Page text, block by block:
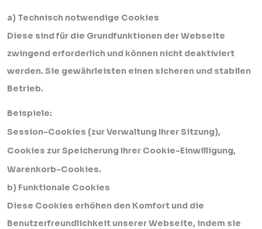
a) Technisch notwendige Cookies
Diese sind für die Grundfunktionen der Webseite
zwingend erforderlich und können nicht deaktiviert
werden. Sie gewährleisten einen sicheren und stabilen
Betrieb.
Beispiele:
Session-Cookies (zur Verwaltung Ihrer Sitzung),
Cookies zur Speicherung Ihrer Cookie-Einwilligung,
Warenkorb-Cookies.
b) Funktionale Cookies
Diese Cookies erhöhen den Komfort und die
Benutzerfreundlichkeit unserer Webseite, indem sie